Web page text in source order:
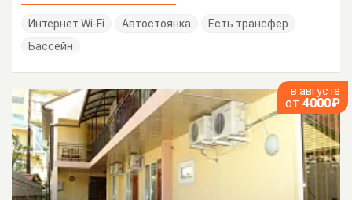
Интернет Wi-Fi Автостоянка
Есть трансфер
Бассейн
в августе
от 4000₽